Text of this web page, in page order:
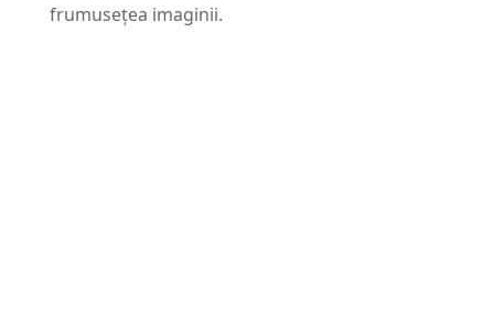
frumusețea imaginii.